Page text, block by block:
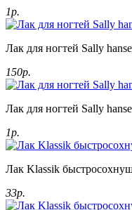
1р.
Лак для ногтей Sally
150р.
Лак для ногтей Sally
1р.
Лак Klassik
33р.